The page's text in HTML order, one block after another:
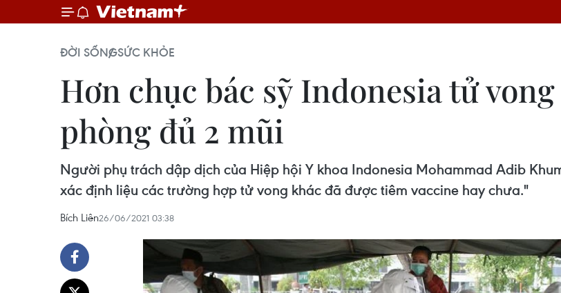
ĐỜI SỐNGSỨC KHỎE
Hơn chục bác sỹ Indonesia tử
phòng đủ 2 mũi
Người phụ trách dập dịch của Hiệp hội Y khoa Indonesia Mohammad Adib
xác định liệu các trường hợp tử vong khác đã được tiêm vaccine hay chưa."
Bích Liên26/06/2021 03:38